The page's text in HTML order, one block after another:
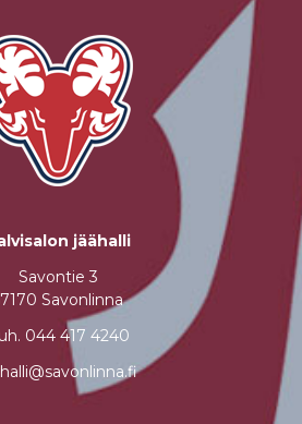
jäähalli
Savontie 3
Savonlinna
044 417 4240